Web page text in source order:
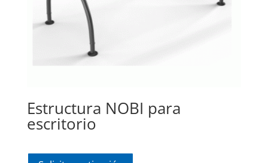
Estructura NOBI para
escritorio